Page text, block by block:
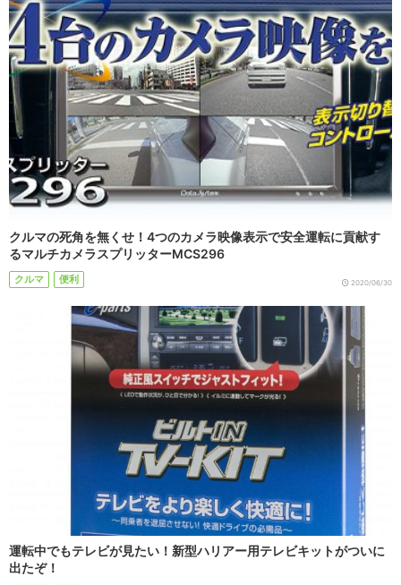
クルマの死角を無くせ！4つのカメラ映像表示で安全運転に貢献す
るマルチカメラスプリッターMCS296
クルマ 便利 2020/06/30
運転中でもテレビが見たい！新型ハリアー用テレビキットがついに
出たぞ！